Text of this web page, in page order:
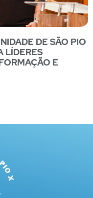
DE SÃO PIO
LÍDERES
E